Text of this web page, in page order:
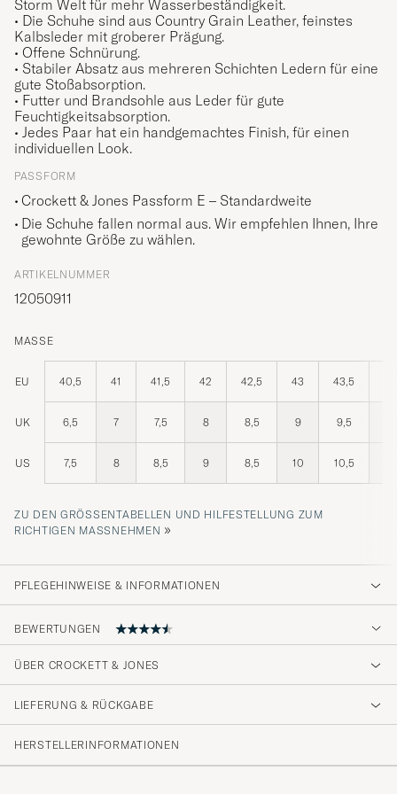
Storm Welt für mehr Wasserbeständigkeit.
• Die Schuhe sind aus Country Grain Leather, feinstes
Kalbsleder mit groberer Prägung.
• Offene Schnürung.
• Stabiler Absatz aus mehreren Schichten Ledern für eine
gute Stoßabsorption.
• Futter und Brandsohle aus Leder für gute
Feuchtigkeitsabsorption.
• Jedes Paar hat ein handgemachtes Finish, für einen
individuellen Look.
PASSFORM
Crockett & Jones Passform E – Standardweite
Die Schuhe fallen normal aus. Wir empfehlen Ihnen, Ihre
gewohnte Größe zu wählen.
ARTIKELNUMMER
12050911
MASSE
EU 40,5 41 41,5 42 42,5 43 43,5
UK 6,5 7 7,5 8 8,5 9 9,5
US 7,5 8 8,5 9 8,5 10 10,5
ZU DEN GRÖSSENTABELLEN UND HILFESTELLUNG ZUM R
ICHTIGEN MASSNEHMEN
»
PFLEGEHINWEISE & INFORMATIONEN
BEWERTUNGEN
Wirklich tolle Verarbeitung!
JOSHUA T GEKAUFT AM AUF CAREOFCARL.DE
ÜBER CROCKETT & JONES
LIEFERUNG & RÜCKGABE
HERSTELLERINFORMATIONEN